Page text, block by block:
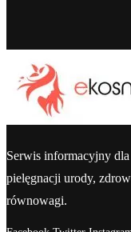
Serwis informacyjny
pielęgnacji urody,
równowagi.